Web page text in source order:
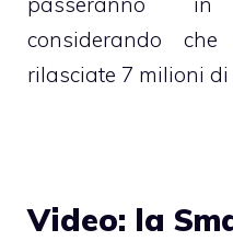
considerando
rilasciate 7 milioni di
Video: la